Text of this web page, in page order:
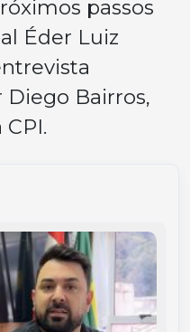
passos
Éder Luiz
Diego Bairros,